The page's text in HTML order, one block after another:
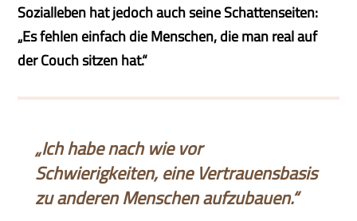
Sozialleben hat jedoch auch seine Schattenseiten:
„Es fehlen einfach die Menschen, die man real auf
der Couch sitzen hat.“
„Ich habe nach wie vor
Schwierigkeiten, eine Vertrauensbasis
zu anderen Menschen aufzubauen.“